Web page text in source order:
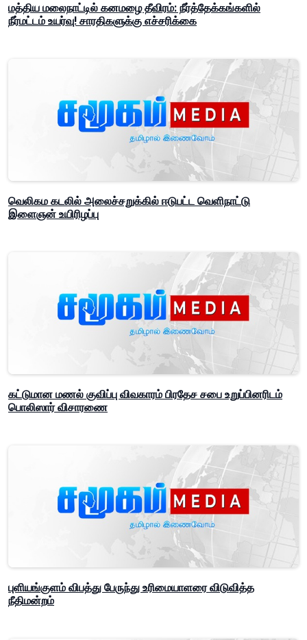
மத்திய மலைநாட்டில் கனமழை தீவிரம்: நீர்த்தேக்கங்களில்
நீர்மட்டம் உயர்வு! சாரதிகளுக்கு எச்சரிக்கை
வெலிகம கடலில் அலைச்சறுக்கில் ஈடுபட்ட வெளிநாட்டு
இளைஞன் உயிரிழப்பு
கட்டுமான மணல் குவிப்பு விவகாரம் பிரதேச சபை உறுப்பினரிடம்
பொலிஸார் விசாரணை
புளியங்குளம் விபத்து பேருந்து உரிமையாளரை விடுவித்த
நீதிமன்றம்